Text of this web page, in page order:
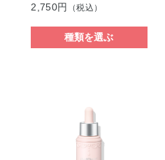
2,750円
（税込）
種類を選ぶ